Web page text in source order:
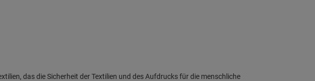
das die Sicherheit der Textilien und des Aufdrucks für die menschliche